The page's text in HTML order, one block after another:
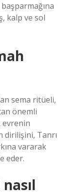
kalp ve sol
sema ritüeli,
önemli
evrenin
dirilişini, Tanrı
vararak
eder.